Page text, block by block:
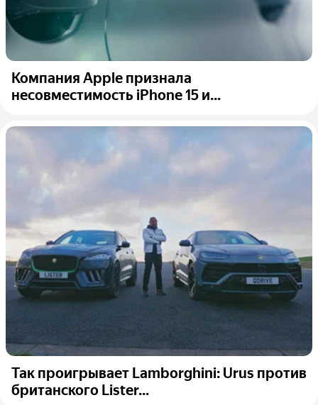
Компания Apple признала
несовместимость iPhone 15 и...
Так проигрывает Lamborghini: Urus против
британского Lister...